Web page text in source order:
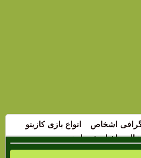
اشخاص
انواع بازی کازینو
اخبار شرط بندی